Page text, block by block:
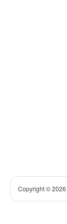
Copyright © 2026